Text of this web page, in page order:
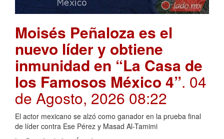
Moisés Peñaloza es el
nuevo líder y obtiene
inmunidad en “La Casa de
los Famosos México 4”. 04
de Agosto, 2026 08:22
El actor mexicano se alzó como ganador en la prueba final
de líder contra Ese Pérez y Masad Al-Tamimi